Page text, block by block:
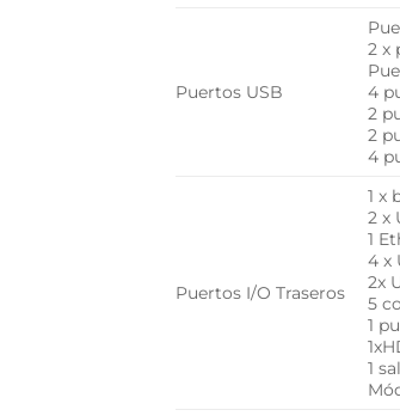
Puertos USB
2 x
4
2
2
4
Puertos I/O Traseros
1 x
2 x
1
4 x
2x
5
1
1